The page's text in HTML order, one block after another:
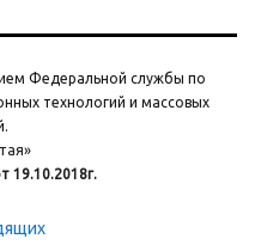
Федеральной службы по
технологий и массовых
19.10.2018г.